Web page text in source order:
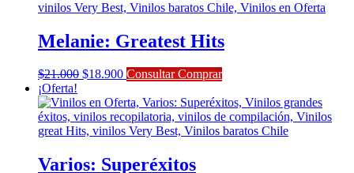
Melanie: Greatest Hits
$21.000 El
original
era:
$21.000.
$18.900El
actual
es:
$18.900.
Consultar Comprar
¡Oferta!
Varios: Superéxitos